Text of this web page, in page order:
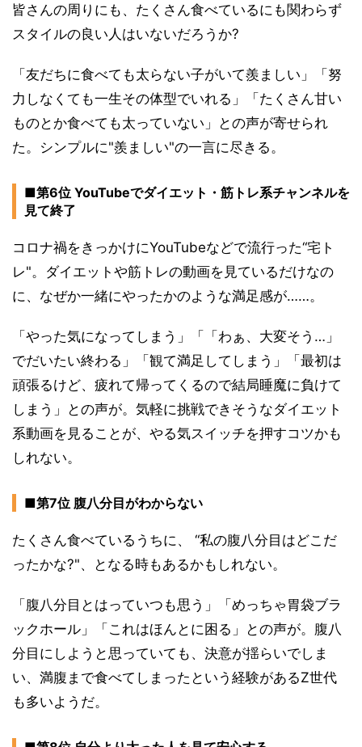
皆さんの周りにも、たくさん食べているにも関わらず
スタイルの良い人はいないだろうか?
「友だちに食べても太らない子がいて羨ましい」「努
力しなくても一生その体型でいれる」「たくさん甘い
ものとか食べても太っていない」との声が寄せられ
た。シンプルに"羨ましい"の一言に尽きる。
■第6位 YouTubeでダイエット・筋トレ系チャンネルを
見て終了
コロナ禍をきっかけにYouTubeなどで流行った“宅ト
レ"。ダイエットや筋トレの動画を見ているだけなの
に、なぜか一緒にやったかのような満足感が……。
「やった気になってしまう」「「わぁ、大変そう…」
でだいたい終わる」「観て満足してしまう」「最初は
頑張るけど、疲れて帰ってくるので結局睡魔に負けて
しまう」との声が。気軽に挑戦できそうなダイエット
系動画を見ることが、やる気スイッチを押すコツかも
しれない。
■第7位 腹八分目がわからない
たくさん食べているうちに、 “私の腹八分目はどこだ
ったかな?"、となる時もあるかもしれない。
「腹八分目とはっていつも思う」「めっちゃ胃袋ブラ
ックホール」「これはほんとに困る」との声が。腹八
分目にしようと思っていても、決意が揺らいでしま
い、満腹まで食べてしまったという経験があるZ世代
も多いようだ。